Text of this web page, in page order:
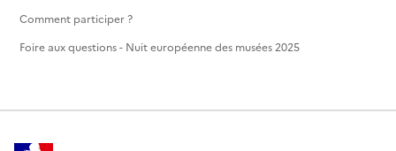
Comment participer ?
Foire aux questions - Nuit européenne des musées 2025